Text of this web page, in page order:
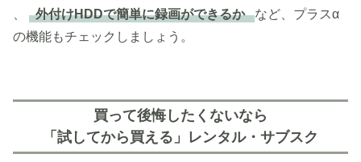
、
外付けHDDで簡単に録画ができるか など、プラスα
の機能もチェックしましょう。
買って後悔したくないなら
「試してから買える」レンタル・サブスク